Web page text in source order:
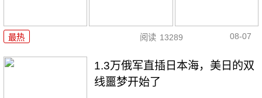
最热 阅读 13289 08-07
1.3万俄军直插日本海，美日的双
线噩梦开始了